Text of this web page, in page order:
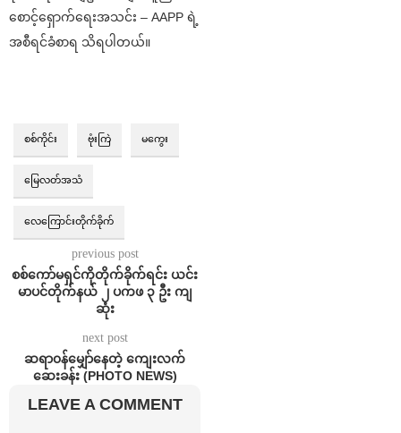
စောင့်ရှောက်ရေးအသင်း – AAPP ရဲ့
အစီရင်ခံစာရ သိရပါတယ်။
စစ်ကိုင်း ဗုံးကြဲ မကွေး
မြေလတ်အသံ
လေကြောင်းတိုက်ခိုက်
previous post
စစ်ကော်မရှင်ကိုတိုက်ခိုက်ရင်း ယင်း
မာပင်တိုက်နယ် ၂ ပကဖ ၃ ဦး ကျ
ဆုံး
next post
ဆရာ၀န်မျှော်နေတဲ့ ကျေးလက်
ဆေးခန်း (PHOTO NEWS)
LEAVE A COMMENT